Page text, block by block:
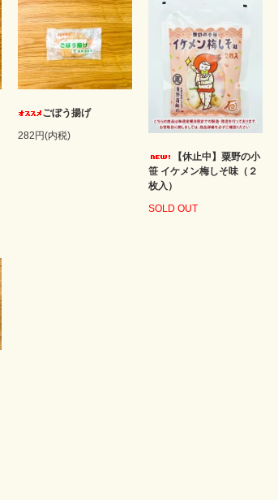
ごぼう揚げ
282円(内税)
【休止中】粟野の小
笹 イケメン梅しそ味（２
枚入）
SOLD OUT